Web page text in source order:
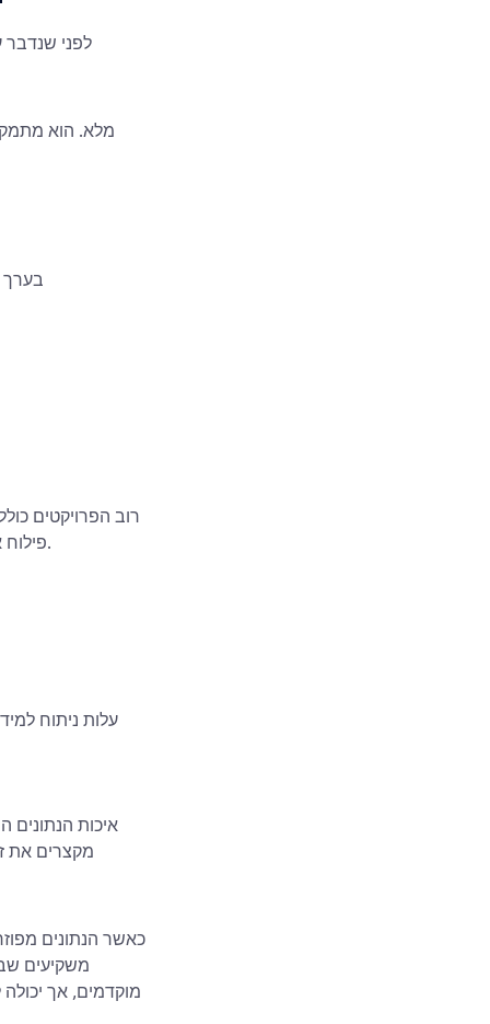
לפני שנדבר
(CRM, ERP, כלי מוצר או שיווק): בערך $3,000 עד $15,000
רוב הפרויקטים
פילוח או אוטומציה, במיוחד כאשר המודלים צריכים להישאר מדויקים גם כאשר הנתונים משתנים.
עלות ניתוח
איכות הנתונים
מקצרים את
כאשר הנתונים
משקיעים